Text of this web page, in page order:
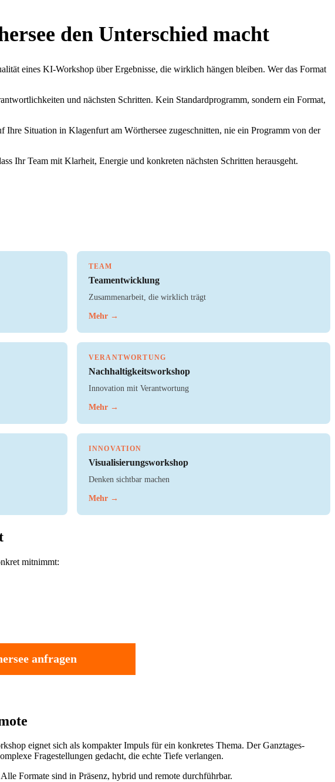
den Unterschied macht
eines KI-Workshop über Ergebnisse, die wirklich hängen bleiben. Wer das Format
und nächsten Schritten. Kein Standardprogramm, sondern ein Format,
Situation in Klagenfurt am Wörthersee zugeschnitten, nie ein Programm von der
Ihr Team mit Klarheit, Energie und konkreten nächsten Schritten herausgeht.
TEAM
Teamentwicklung
Zusammenarbeit, die wirklich trägt
Mehr →
VERANTWORTUNG
Nachhaltigkeitsworkshop
Innovation mit Verantwortung
Mehr →
INNOVATION
Visualisierungsworkshop
Denken sichtbar machen
Mehr →
mitnimmt:
anfragen
eignet sich als kompakter Impuls für ein konkretes Thema. Der Ganztages-
Fragestellungen gedacht, die echte Tiefe verlangen.
Formate sind in Präsenz, hybrid und remote durchführbar.